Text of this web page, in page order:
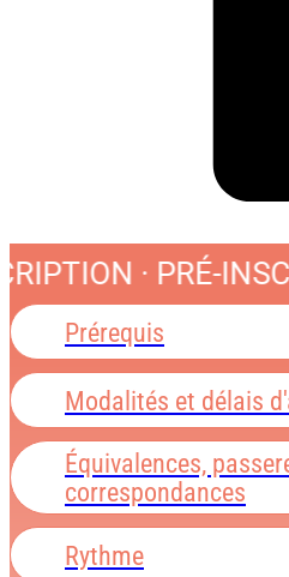
· PRÉ-
Prérequis
Modalités et délais
Équivalences,
correspondances
Rythme